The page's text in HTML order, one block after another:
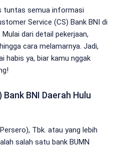
tuntas semua informasi
Service (CS) Bank BNI di
dari detail pekerjaan,
cara melamarnya. Jadi,
habis ya, biar kamu nggak
BNI Daerah Hulu
Tbk. atau yang lebih
salah satu bank BUMN